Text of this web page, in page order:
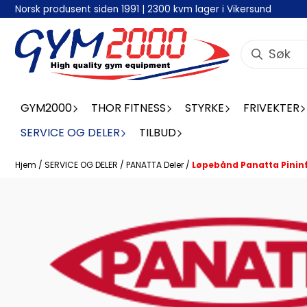
Hopp til innhold
Norsk produsent siden 1991 | 2300 kvm lager i Vikersund
GYM2000 THOR FITNESS STYRKE
FRIVEKTER
SERVICE OG DELER
TILBUD
Hjem / SERVICE OG DELER / PANATTA Deler / Løpebånd Panatta